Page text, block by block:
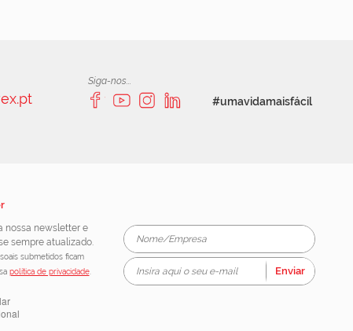
Siga-nos...
#umavidamaisfácil
nossa newsletter e
sempre atualizado.
submetidos ficam
política de privacidade. Enviar